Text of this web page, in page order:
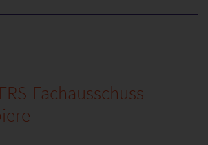
Fachausschuss –